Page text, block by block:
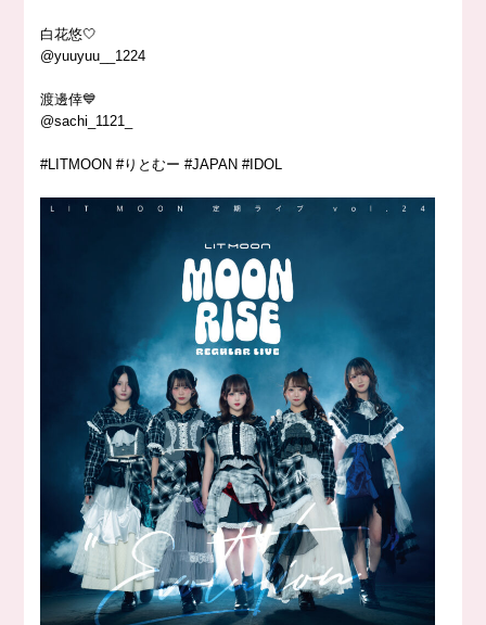
白花悠🤍
@yuuyuu__1224
渡邊倖💙
@sachi_1121_
#LITMOON #りとむー #JAPAN #IDOL